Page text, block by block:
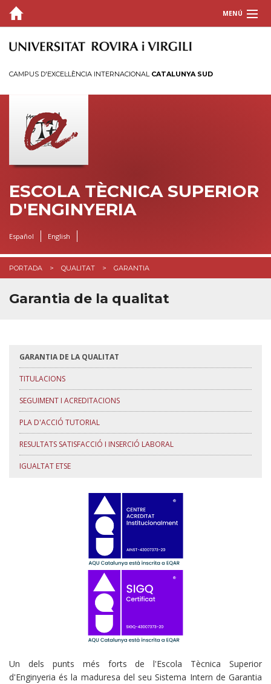
MENÚ
L'ESCOLA
HORARIS I CALENDARIS
INFORMACIÓ ACADÈMICA
QUALITAT
INTRANET
CAMPUS D'EXCEL·LÈNCIA INTERNACIONAL CATALUNYA SUD
ESCOLA TÈCNICA SUPERIOR
D'ENGINYERIA
Español English
PORTADA QUALITAT GARANTIA
Garantia de la qualitat
GARANTIA DE LA QUALITAT
TITULACIONS
SEGUIMENT I ACREDITACIONS
PLA D'ACCIÓ TUTORIAL
RESULTATS SATISFACCIÓ I INSERCIÓ LABORAL
IGUALTAT ETSE
Un dels punts més forts de l'Escola Tècnica Superior
d'Enginyeria és la maduresa del seu Sistema Intern de Garantia